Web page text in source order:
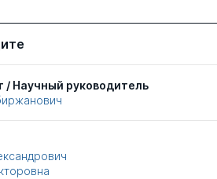
/ Научный руководитель